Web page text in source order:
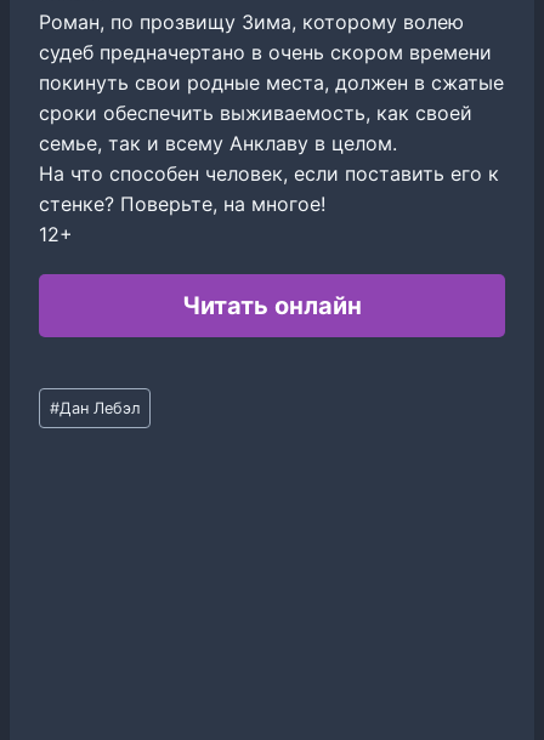
Роман, по прозвищу Зима, которому волею
судеб предначертано в очень скором времени
покинуть свои родные места, должен в сжатые
сроки обеспечить выживаемость, как своей
семье, так и всему Анклаву в целом.
На что способен человек, если поставить его к
стенке? Поверьте, на многое!
12+
Читать онлайн
Метки
записи:
#Дан Лебэл